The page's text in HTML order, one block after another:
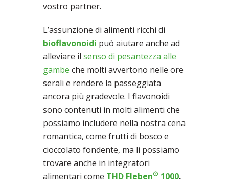
vostro partner.
L’assunzione di alimenti ricchi di
bioflavonoidi può aiutare anche ad
alleviare il senso di pesantezza alle
gambe che molti avvertono nelle ore
serali e rendere la passeggiata
ancora più gradevole. I flavonoidi
sono contenuti in molti alimenti che
possiamo includere nella nostra cena
romantica, come frutti di bosco e
cioccolato fondente, ma li possiamo
trovare anche in integratori
alimentari come THD Fleben® 1000.